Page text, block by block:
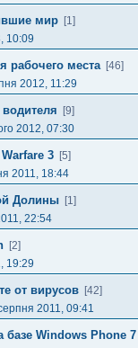
мир [1]
10:09
рабочего места [46]
2012, 11:29
[9]
2012, 07:30
3 [5]
2011, 18:44
Долины [1]
22:54
[2]
19:29
от вирусов [42]
2011, 09:41
Windows Phone 7